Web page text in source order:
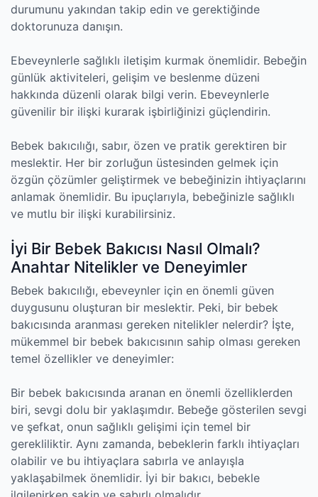
durumunu yakından takip edin ve gerektiğinde
doktorunuza danışın.
Ebeveynlerle sağlıklı iletişim kurmak önemlidir. Bebeğin
günlük aktiviteleri, gelişim ve beslenme düzeni
hakkında düzenli olarak bilgi verin. Ebeveynlerle
güvenilir bir ilişki kurarak işbirliğinizi güçlendirin.
Bebek bakıcılığı, sabır, özen ve pratik gerektiren bir
meslektir. Her bir zorluğun üstesinden gelmek için
özgün çözümler geliştirmek ve bebeğinizin ihtiyaçlarını
anlamak önemlidir. Bu ipuçlarıyla, bebeğinizle sağlıklı
ve mutlu bir ilişki kurabilirsiniz.
İyi Bir Bebek Bakıcısı Nasıl Olmalı?
Anahtar Nitelikler ve Deneyimler
Bebek bakıcılığı, ebeveynler için en önemli güven
duygusunu oluşturan bir meslektir. Peki, bir bebek
bakıcısında aranması gereken nitelikler nelerdir? İşte,
mükemmel bir bebek bakıcısının sahip olması gereken
temel özellikler ve deneyimler:
Bir bebek bakıcısında aranan en önemli özelliklerden
biri, sevgi dolu bir yaklaşımdır. Bebeğe gösterilen sevgi
ve şefkat, onun sağlıklı gelişimi için temel bir
gerekliliktir. Aynı zamanda, bebeklerin farklı ihtiyaçları
olabilir ve bu ihtiyaçlara sabırla ve anlayışla
yaklaşabilmek önemlidir. İyi bir bakıcı, bebekle